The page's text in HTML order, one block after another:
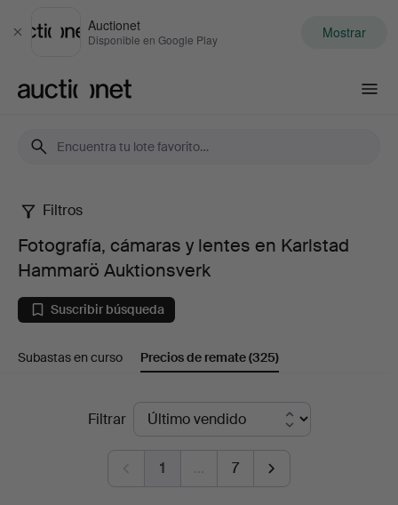
Cerrar
Auctionet
Disponible en Google Play Mostrar
Fotografía,
cámaras
lentes
Karlstad
Hammarö
Filtros
Fotografía, cámaras y lentes en Karlstad
Hammarö Auktionsverk
Suscribir búsqueda
Subastas en curso Precios de remate(325)
Filtrar
1 … 7